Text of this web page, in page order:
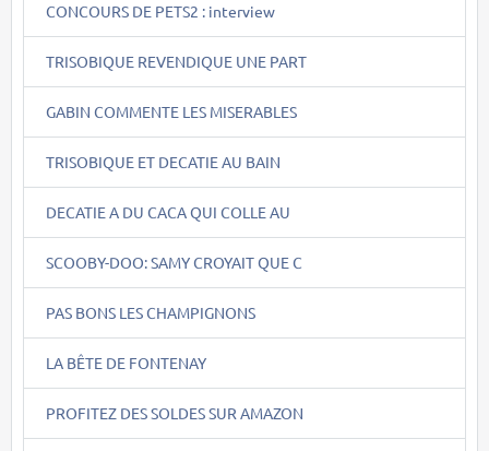
CONCOURS DE PETS2 : interview
TRISOBIQUE REVENDIQUE UNE PART
GABIN COMMENTE LES MISERABLES
TRISOBIQUE ET DECATIE AU BAIN
DECATIE A DU CACA QUI COLLE AU
SCOOBY-DOO: SAMY CROYAIT QUE C
PAS BONS LES CHAMPIGNONS
LA BÊTE DE FONTENAY
PROFITEZ DES SOLDES SUR AMAZON